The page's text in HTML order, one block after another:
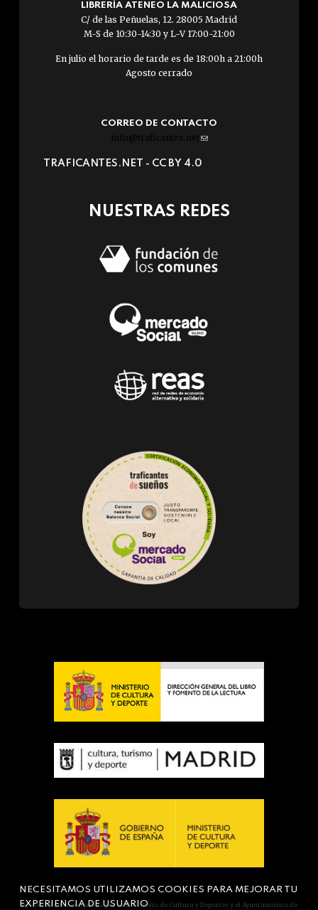
LIBRERÍA ATENEO LA MALICIOSA
C/ de las Peñuelas, 12. 28005 Madrid
M-S de 10:30-14:30 y L-V 17:00-21:00
En julio el horario de tarde es de 18:00h a 21:00h
Agosto cerrado
CORREO DE CONTACTO
info@traficantes.net (link
e-
TRAFICANTES.NET - CC BY 4.0
NUESTRAS REDES
Actividad subvencionada por el Ministerio de Cultura y Deportes y el Ayuntamiento de
NECESITAMOS UTILIZAMOS COOKIES PARA MEJORAR TU
EXPERIENCIA DE USUARIO